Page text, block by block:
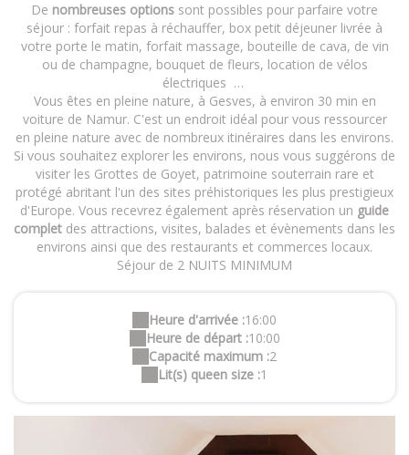
De nombreuses options sont possibles pour parfaire votre
séjour : forfait repas à réchauffer, box petit déjeuner livrée à
votre porte le matin, forfait massage, bouteille de cava, de vin
ou de champagne, bouquet de fleurs, location de vélos
électriques …
Vous êtes en pleine nature, à Gesves, à environ 30 min en
voiture de Namur. C'est un endroit idéal pour vous ressourcer
en pleine nature avec de nombreux itinéraires dans les environs.
Si vous souhaitez explorer les environs, nous vous suggérons de
visiter les Grottes de Goyet, patrimoine souterrain rare et
protégé abritant l'un des sites préhistoriques les plus prestigieux
d'Europe. Vous recevrez également après réservation un guide
complet des attractions, visites, balades et évènements dans les
environs ainsi que des restaurants et commerces locaux.
Séjour de 2 NUITS MINIMUM
Heure d'arrivée :16:00
Heure de départ :10:00
Capacité maximum :2
Lit(s) queen size :1